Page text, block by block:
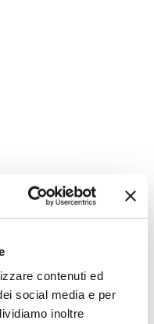
contenuti ed
social media e per
inoltre
per la